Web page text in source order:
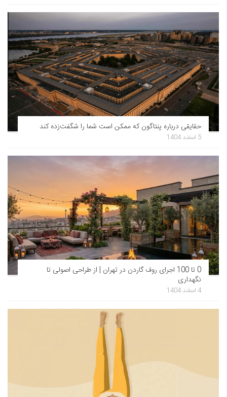
حقایقی درباره پنتاگون که ممکن است شما را شگفت‌زده کند
5 اسفند 1404
0 تا 100 اجرای روف گاردن در تهران | از طراحی اصولی تا
نگهداری
4 اسفند 1404